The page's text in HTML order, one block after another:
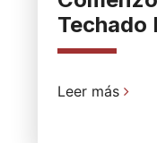
Techado
Leer más